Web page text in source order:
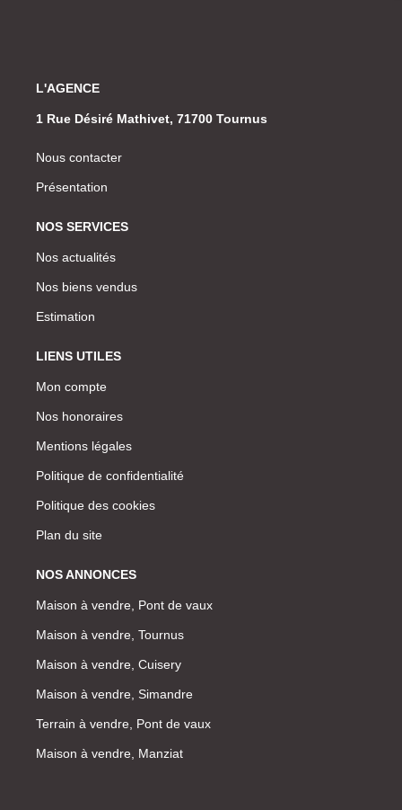
L'AGENCE
1 Rue Désiré Mathivet, 71700 Tournus
Nous contacter
Présentation
NOS SERVICES
Nos actualités
Nos biens vendus
Estimation
LIENS UTILES
Mon compte
Nos honoraires
Mentions légales
Politique de confidentialité
Politique des cookies
Plan du site
NOS ANNONCES
Maison à vendre, Pont de vaux
Maison à vendre, Tournus
Maison à vendre, Cuisery
Maison à vendre, Simandre
Terrain à vendre, Pont de vaux
Maison à vendre, Manziat